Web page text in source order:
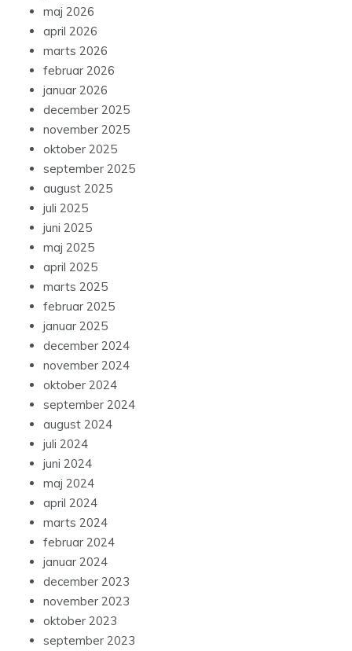
maj 2026
april 2026
marts 2026
februar 2026
januar 2026
december 2025
november 2025
oktober 2025
september 2025
august 2025
juli 2025
juni 2025
maj 2025
april 2025
marts 2025
februar 2025
januar 2025
december 2024
november 2024
oktober 2024
september 2024
august 2024
juli 2024
juni 2024
maj 2024
april 2024
marts 2024
februar 2024
januar 2024
december 2023
november 2023
oktober 2023
september 2023